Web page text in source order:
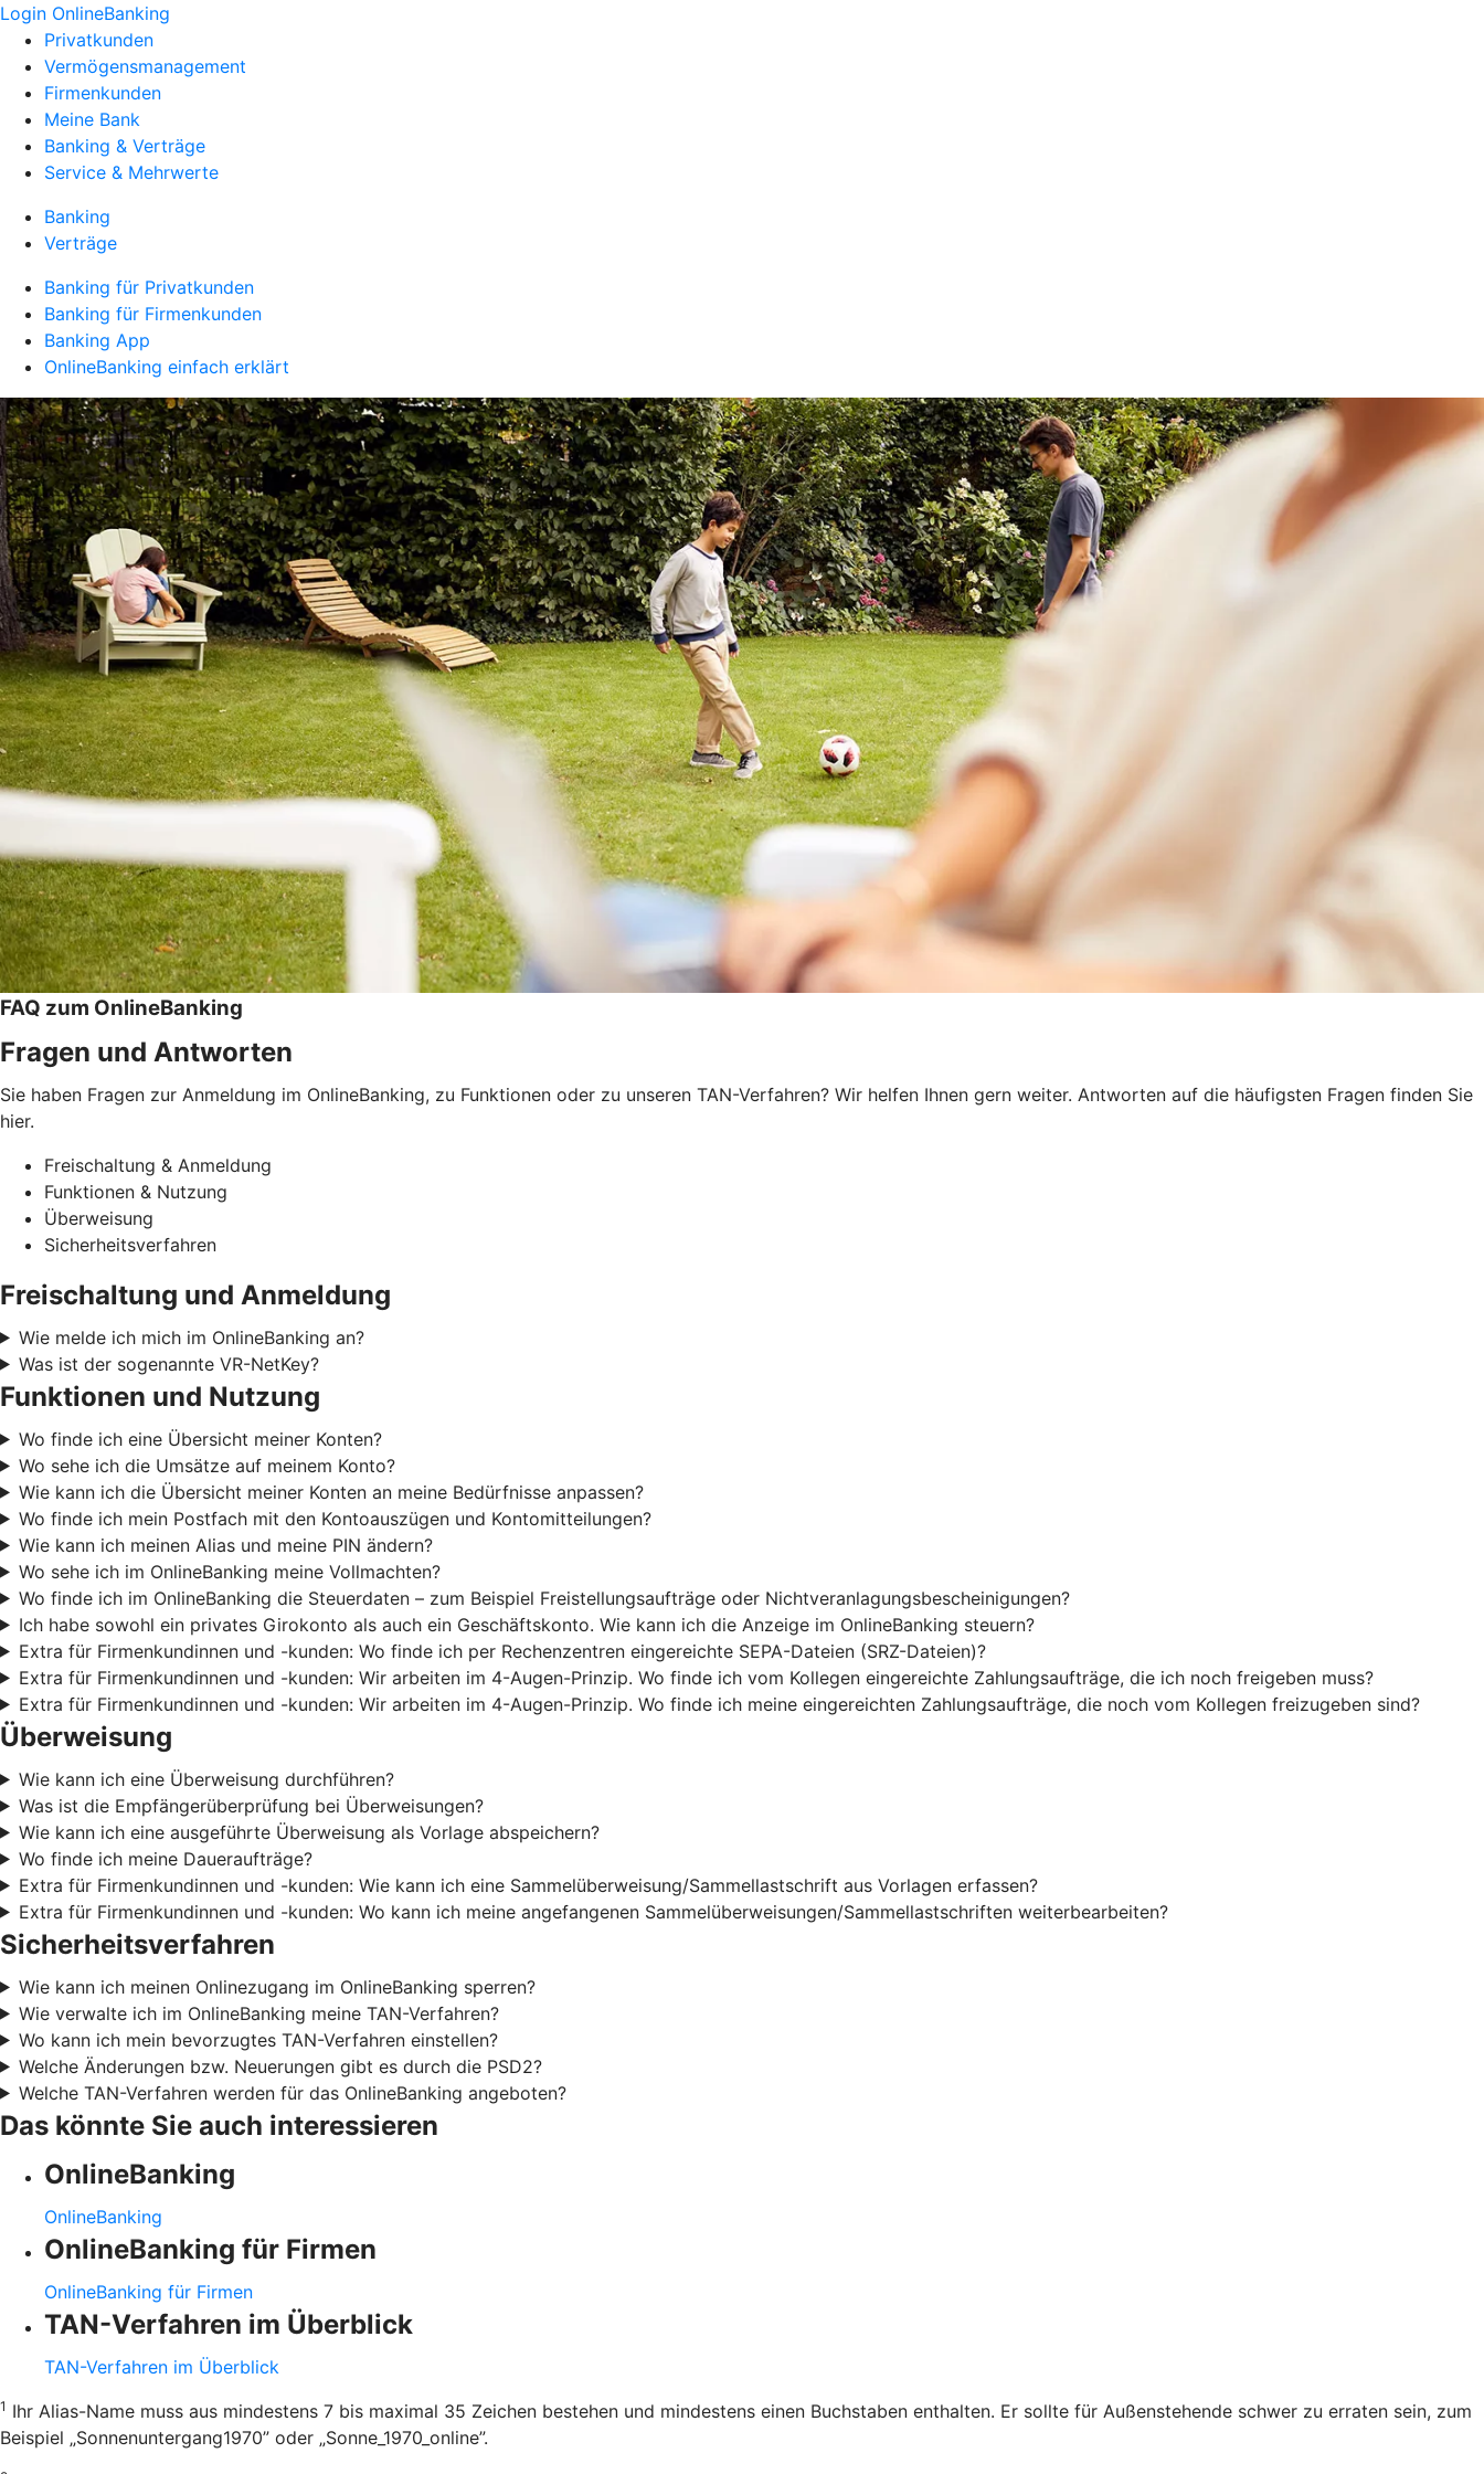
Login OnlineBanking
Privatkunden
Vermögensmanagement
Firmenkunden
Meine Bank
Banking & Verträge
Service & Mehrwerte
Banking
Verträge
Banking für Privatkunden
Banking für Firmenkunden
Banking App
OnlineBanking einfach erklärt
FAQ zum OnlineBanking
Fragen und Antworten
Sie haben Fragen zur Anmeldung im OnlineBanking, zu Funktionen oder zu unseren TAN-Verfahren? Wir helfen Ihnen gern weiter. Antworten auf die häufigsten Fragen finden Sie
hier.
Freischaltung & Anmeldung
Funktionen & Nutzung
Überweisung
Sicherheitsverfahren
Freischaltung und Anmeldung
Wie melde ich mich im OnlineBanking an?
Was ist der sogenannte VR-NetKey?
Funktionen und Nutzung
Wo finde ich eine Übersicht meiner Konten?
Wo sehe ich die Umsätze auf meinem Konto?
Wie kann ich die Übersicht meiner Konten an meine Bedürfnisse anpassen?
Wo finde ich mein Postfach mit den Kontoauszügen und Kontomitteilungen?
Wie kann ich meinen Alias und meine PIN ändern?
Wo sehe ich im OnlineBanking meine Vollmachten?
Wo finde ich im OnlineBanking die Steuerdaten – zum Beispiel Freistellungsaufträge oder Nichtveranlagungsbescheinigungen?
Ich habe sowohl ein privates Girokonto als auch ein Geschäftskonto. Wie kann ich die Anzeige im OnlineBanking steuern?
Extra für Firmenkundinnen und -kunden: Wo finde ich per Rechenzentren eingereichte SEPA-Dateien (SRZ-Dateien)?
Extra für Firmenkundinnen und -kunden: Wir arbeiten im 4-Augen-Prinzip. Wo finde ich vom Kollegen eingereichte Zahlungsaufträge, die ich noch freigeben muss?
Extra für Firmenkundinnen und -kunden: Wir arbeiten im 4-Augen-Prinzip. Wo finde ich meine eingereichten Zahlungsaufträge, die noch vom Kollegen freizugeben sind?
Überweisung
Wie kann ich eine Überweisung durchführen?
Was ist die Empfängerüberprüfung bei Überweisungen?
Wie kann ich eine ausgeführte Überweisung als Vorlage abspeichern?
Wo finde ich meine Daueraufträge?
Extra für Firmenkundinnen und -kunden: Wie kann ich eine Sammelüberweisung/Sammellastschrift aus Vorlagen erfassen?
Extra für Firmenkundinnen und -kunden: Wo kann ich meine angefangenen Sammelüberweisungen/Sammellastschriften weiterbearbeiten?
Sicherheitsverfahren
Wie kann ich meinen Onlinezugang im OnlineBanking sperren?
Wie verwalte ich im OnlineBanking meine TAN-Verfahren?
Wo kann ich mein bevorzugtes TAN-Verfahren einstellen?
Welche Änderungen bzw. Neuerungen gibt es durch die PSD2?
Welche TAN-Verfahren werden für das OnlineBanking angeboten?
Das könnte Sie auch interessieren
OnlineBanking
OnlineBanking
OnlineBanking für Firmen
OnlineBanking für Firmen
TAN-Verfahren im Überblick
TAN-Verfahren im Überblick
1 Ihr Alias-Name muss aus mindestens 7 bis maximal 35 Zeichen bestehen und mindestens einen Buchstaben enthalten. Er sollte für Außenstehende schwer zu erraten sein, zum
Beispiel „Sonnenuntergang1970” oder „Sonne_1970_online”.